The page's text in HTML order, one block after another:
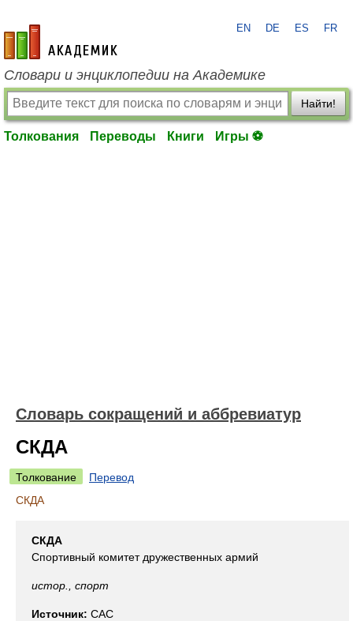
academic.ru
EN DE ES FR
Словари и энциклопедии на Академике
Найти!
Толкования Переводы Книги Игры ⚽
Словарь сокращений и аббревиатур
СКДА
Толкование
Перевод
СКДА
СКДА
Спортивный комитет дружественных армий
истор., спорт
Источник: САС